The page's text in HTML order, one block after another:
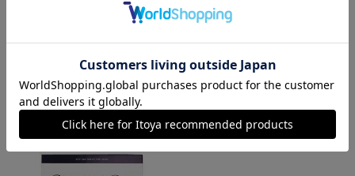
￥660（税込）
行 ＡＮ－２１４
￥1,045（税込）